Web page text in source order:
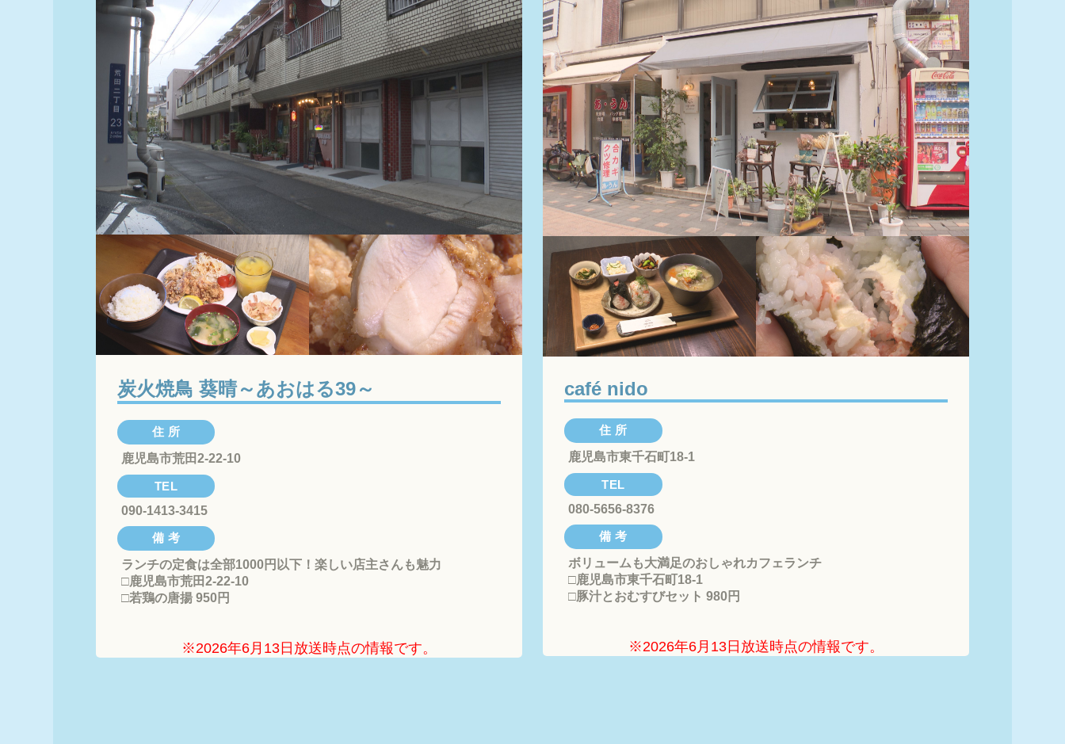
炭火焼鳥 葵晴～あおはる39～
住 所
鹿児島市荒田2-22-10
TEL
090-1413-3415
備 考
ランチの定食は全部1000円以下！楽しい店主さんも魅力
□鹿児島市荒田2-22-10
□若鶏の唐揚 950円
※2026年6月13日放送時点の情報です。
café nido
住 所
鹿児島市東千石町18-1
TEL
080-5656-8376
備 考
ボリュームも大満足のおしゃれカフェランチ
□鹿児島市東千石町18-1
□豚汁とおむすびセット 980円
※2026年6月13日放送時点の情報です。